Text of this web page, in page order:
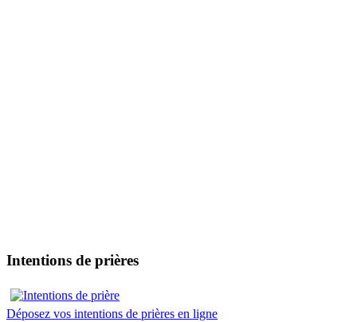
Intentions de prières
Déposez vos intentions de prières en ligne